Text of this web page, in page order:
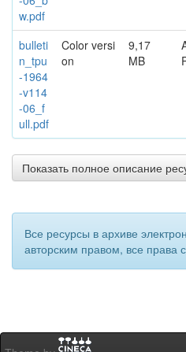
w.pdf
bulleti
n_tpu
-1964
-v114
-06_f
ull.pdf
Color versi
on
9,17
MB
Показать полное описание
Все ресурсы в архиве
авторским правом, все права